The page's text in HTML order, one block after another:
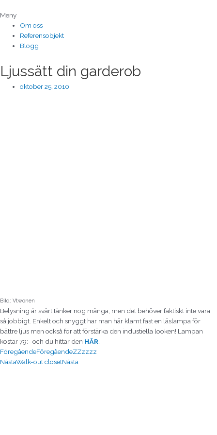
till
innehåll
Meny
Om oss
Referensobjekt
Blogg
Ljussätt din garderob
oktober 25, 2010
Bild: Vtwonen
Belysning är svårt tänker nog många, men det behöver faktiskt inte vara
så jobbigt. Enkelt och snyggt har man här klämt fast en läslampa för
bättre ljus men också för att förstärka den industiella looken! Lampan
kostar 79:- och du hittar den HÄR
FöregåendeFöregåendeZZzzzz
NästaWalk-out closetNästa